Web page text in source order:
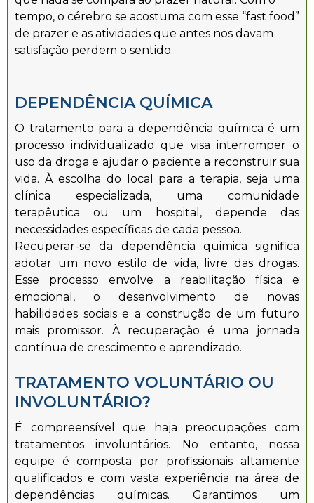
tempo, o cérebro se acostuma com esse “fast food”
de prazer e as atividades que antes nos davam
satisfação perdem o sentido.
DEPENDÊNCIA QUÍMICA
O tratamento para a dependência química é um
processo individualizado que visa interromper o
uso da droga e ajudar o paciente a reconstruir sua
vida. À escolha do local para a terapia, seja uma
clínica especializada, uma comunidade
terapêutica ou um hospital, depende das
necessidades específicas de cada pessoa.
Recuperar-se da dependência quimica significa
adotar um novo estilo de vida, livre das drogas.
Esse processo envolve a reabilitação física e
emocional, o desenvolvimento de novas
habilidades sociais e a construção de um futuro
mais promissor. À recuperação é uma jornada
contínua de crescimento e aprendizado.
TRATAMENTO VOLUNTÁRIO OU
INVOLUNTÁRIO?
É compreensível que haja preocupações com
tratamentos involuntários. No entanto, nossa
equipe é composta por profissionais altamente
qualificados e com vasta experiência na área de
dependências químicas. Garantimos um